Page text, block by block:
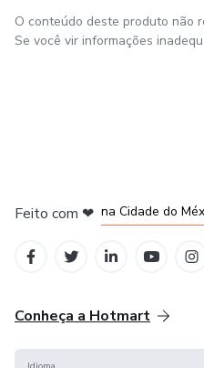
O conteúdo deste produto não
Se você vir informações
Feito com ❤ na Cidade do
Conheça a Hotmart